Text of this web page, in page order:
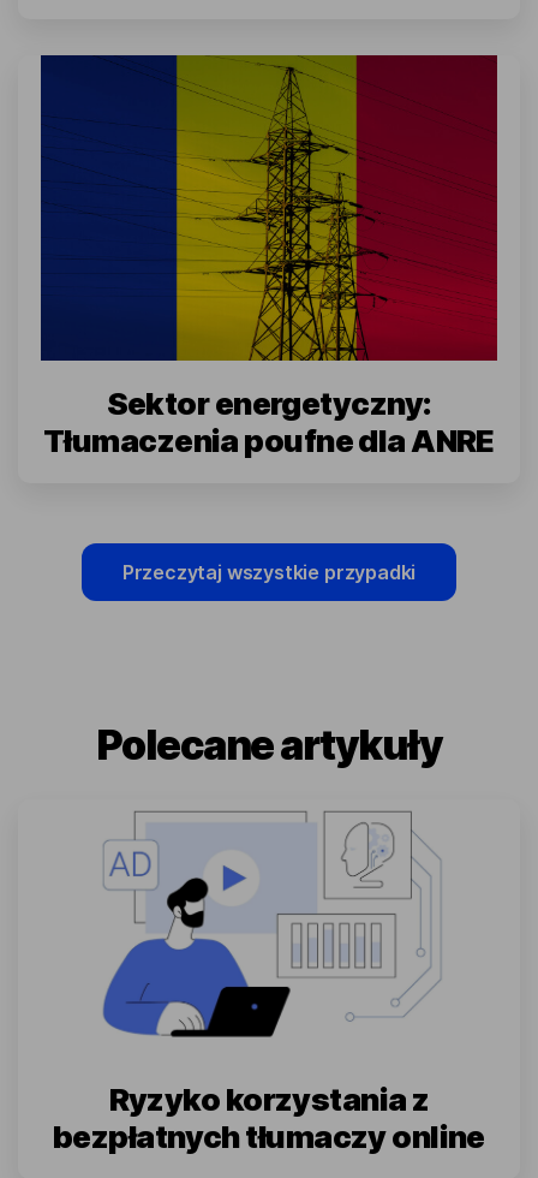
Sektor energetyczny:
Tłumaczenia poufne dla ANRE
Przeczytaj wszystkie przypadki
Polecane artykuły
Ryzyko korzystania z
bezpłatnych tłumaczy online